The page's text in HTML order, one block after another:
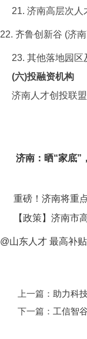
21. 济南高层次人
22. 齐鲁创新谷 (济
23. 其他落地园区
(六)投融资机构
济南人才创投联
济南：晒“家底”
重磅！济南将重
【政策】济南市
@山东人才 最高补贴
上一篇： 助力科
下一篇： 工信智